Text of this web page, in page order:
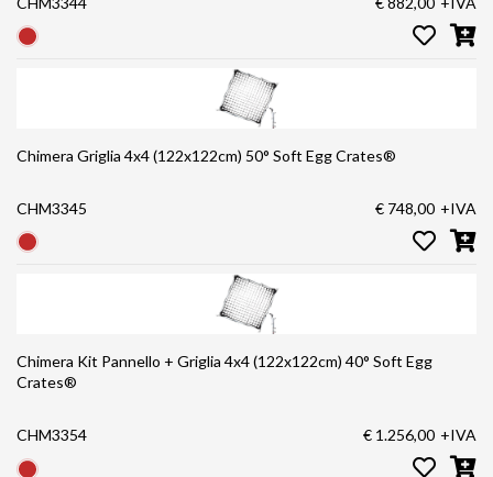
Chimera Griglia 4x4 (122x122cm) 50° Soft Egg Crates®
CHM3345 € 748,00 +IVA
Chimera Kit Pannello + Griglia 4x4 (122x122cm) 40° Soft Egg
Crates®
CHM3354 € 1.256,00 +IVA